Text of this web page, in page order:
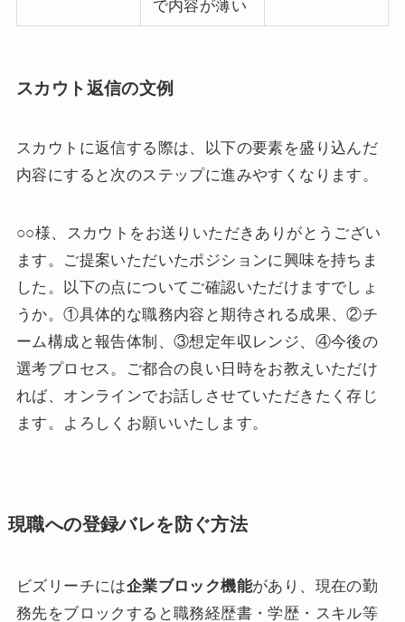
で内容が薄い
スカウト返信の文例
スカウトに返信する際は、以下の要素を盛り込んだ
内容にすると次のステップに進みやすくなります。
○○様、スカウトをお送りいただきありがとうござい
ます。ご提案いただいたポジションに興味を持ちま
した。以下の点についてご確認いただけますでしょ
うか。①具体的な職務内容と期待される成果、②チ
ーム構成と報告体制、③想定年収レンジ、④今後の
選考プロセス。ご都合の良い日時をお教えいただけ
れば、オンラインでお話しさせていただきたく存じ
ます。よろしくお願いいたします。
現職への登録バレを防ぐ方法
ビズリーチには企業ブロック機能があり、現在の勤
務先をブロックすると職務経歴書・学歴・スキル等